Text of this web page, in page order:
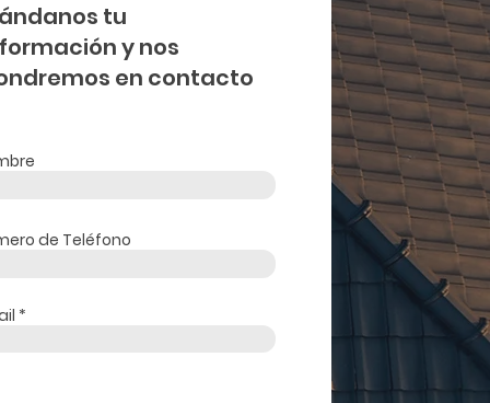
tu
y nos
en contacto
de Teléfono